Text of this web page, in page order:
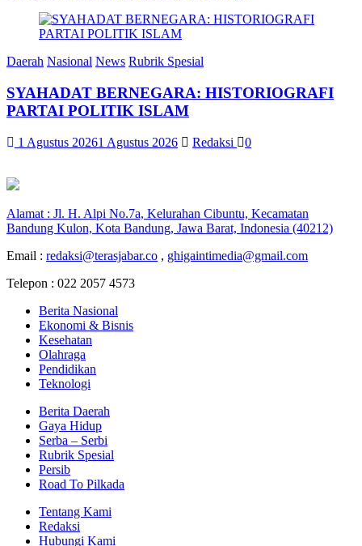
Daerah Nasional News Rubrik Spesial
SYAHADAT BERNEGARA: HISTORIOGRAFI
PARTAI POLITIK ISLAM
1 Agustus 20261 Agustus 2026 Redaksi 0
Alamat : Jl. H. Alpi No.7a, Kelurahan Cibuntu, Kecamatan
Bandung Kulon, Kota Bandung, Jawa Barat, Indonesia (40212)
Email : redaksi@terasjabar.co , ghigaintimedia@gmail.com
Telepon : 022 2057 4573
Berita Nasional
Ekonomi & Bisnis
Kesehatan
Olahraga
Pendidikan
Teknologi
Berita Daerah
Gaya Hidup
Serba – Serbi
Rubrik Spesial
Persib
Road To Pilkada
Tentang Kami
Redaksi
Hubungi Kami